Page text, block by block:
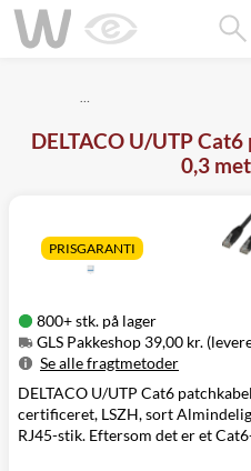
…
DELTACO U/UTP
0,3
PRISGARANTI
800+ stk. på lager
GLS Pakkeshop 39,00 kr.
Se alle fragtmetoder
Metode
Pris
GLS Pakkeshop
39,00 kr.
GLS
DELTACO U/UTP Cat6
certificeret, LSZH, sort
RJ45-stik. Eftersom det er et
Mangler chatten?
Ret samtykke!